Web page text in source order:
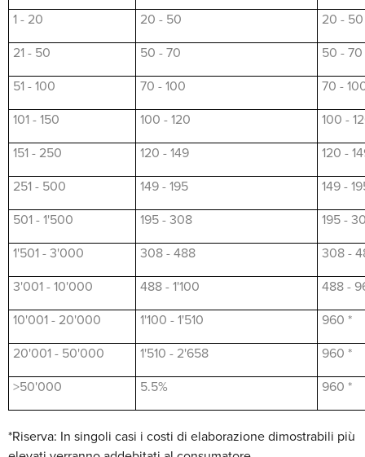
1 - 20 20 - 50 20 - 50
21 - 50 50 - 70 50 - 70
51 - 100 70 - 100 70 -
101 - 150 100 - 120 100 -
151 - 250 120 - 149 120 -
251 - 500 149 - 195 149 -
501 - 1'500 195 - 308 195 -
1'501 - 3'000 308 - 488 308 -
3'001 - 10'000 488 - 1'100 488 -
10'001 - 20'000 1'100 - 1'510 960 *
20'001 - 50'000 1'510 - 2'658 960 *
>50'000 5.5% 960 *
*Riserva: In singoli casi i costi di elaborazione dimostrabili più